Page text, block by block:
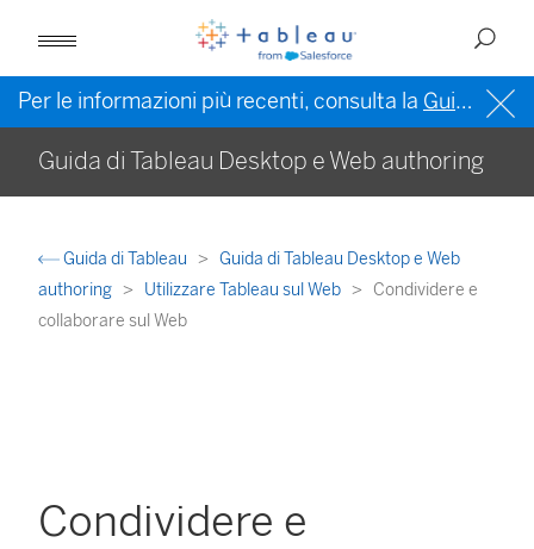
Per le informazioni più recenti, consulta la Guida di Tableau in inglese (Stati Uniti)
Guida di Tableau Desktop e Web authoring
Guida di Tableau
Guida di Tableau Desktop e Web
authoring
Utilizzare Tableau sul Web
Condividere e
collaborare sul Web
Condividere e